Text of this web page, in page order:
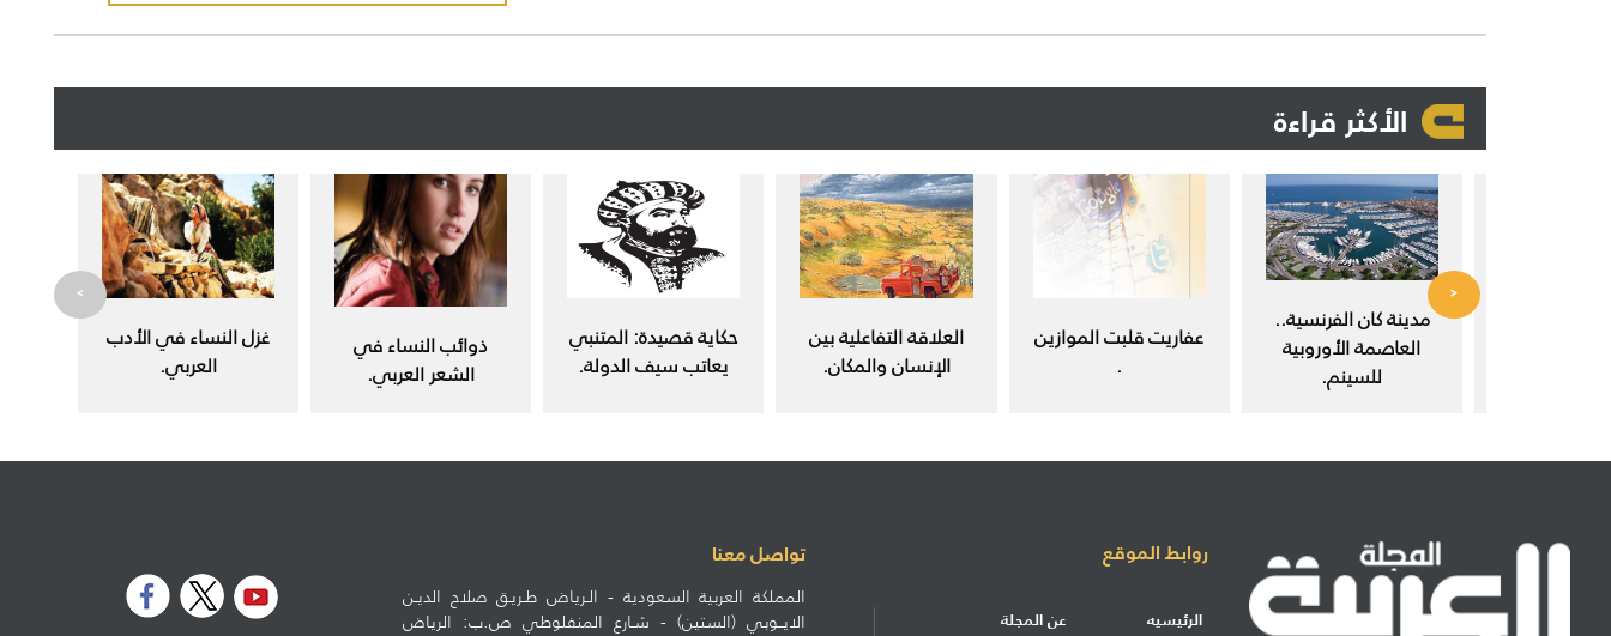
الأكثر قراءة
العربي.
الشعر العربي.
يعاتب سيف الدولة.
الإنسان والمكان.
.
مدينة كان الفرنسية..
العاصمة الأوروبية
للسينم.
إرسال مشاركة
الاشتراكات
الايــوبي (الستين) - شـارع المنفلوطي ص.ب: الرياض
5973 - الرمز البريدي: 11432 تلفون: 96614778990